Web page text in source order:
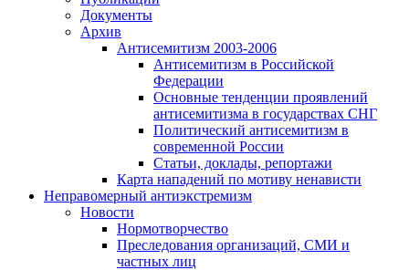
Документы
Архив
Антисемитизм 2003-2006
Антисемитизм в Российской
Федерации
Основные тенденции проявлений
антисемитизма в государствах СНГ
Политический антисемитизм в
современной России
Статьи, доклады, репортажи
Карта нападений по мотиву ненависти
Неправомерный антиэкстремизм
Новости
Нормотворчество
Преследования организаций, СМИ и
частных лиц